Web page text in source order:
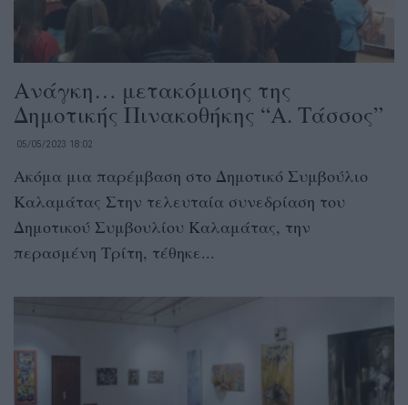
Ανάγκη… μετακόμισης της
Δημοτικής Πινακοθήκης “Α. Τάσσος”
05/05/2023 18:02
Ακόμα μια παρέμβαση στο Δημοτικό Συμβούλιο
Καλαμάτας Στην τελευταία συνεδρίαση του
Δημοτικού Συμβουλίου Καλαμάτας, την
περασμένη Τρίτη, τέθηκε...